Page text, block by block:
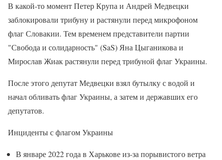
В какой-то момент Петер Крупа и Андрей Медвецки
заблокировали трибуну и растянули перед микрофоном
флаг Словакии. Тем временем представители партии
"Свобода и солидарность" (SaS) Яна Цыганикова и
Мирослав Жиак растянули перед трибуной флаг Украины.
После этого депутат Медвецки взял бутылку с водой и
начал обливать флаг Украины, а затем и державших его
депутатов.
Инциденты с флагом Украины
В январе 2022 года в Харькове из-за порывистого ветра